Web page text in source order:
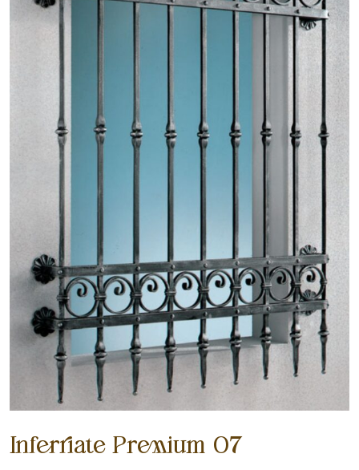
Inferriate Premium 07